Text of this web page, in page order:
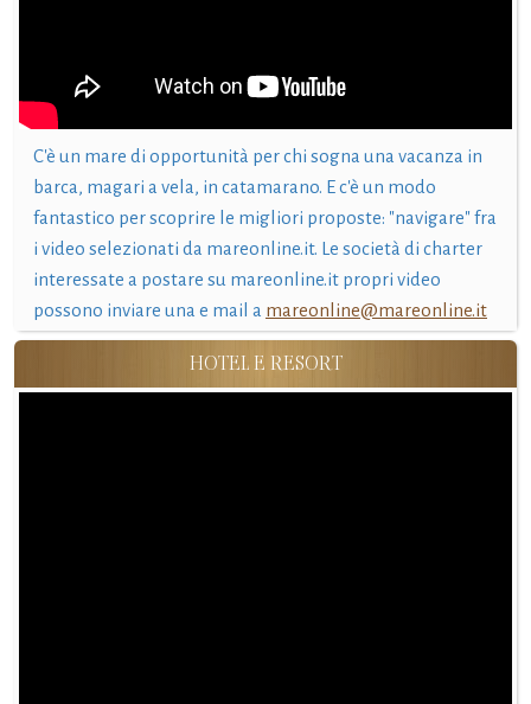
C'è un mare di opportunità per chi sogna una vacanza in
barca, magari a vela, in catamarano. E c'è un modo
fantastico per scoprire le migliori proposte: "navigare" fra
i video selezionati da mareonline.it. Le società di charter
interessate a postare su mareonline.it propri video
possono inviare una e mail a mareonline@mareonline.it
HOTEL E RESORT